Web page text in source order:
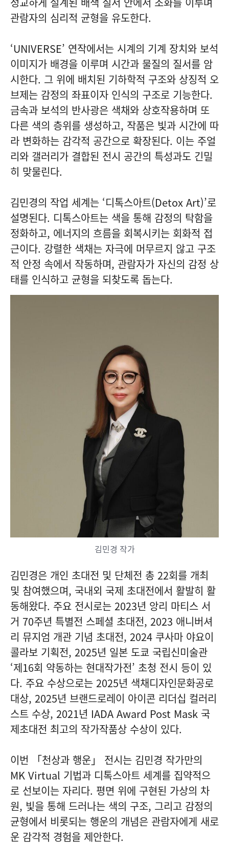
관람자의 심리적 균형을 유도한다.
‘UNIVERSE’ 연작에서는 시계의 기계 장치와 보석
이미지가 배경을 이루며 시간과 물질의 질서를 암
시한다. 그 위에 배치된 기하학적 구조와 상징적 오
브제는 감정의 좌표이자 인식의 구조로 기능한다.
금속과 보석의 반사광은 색채와 상호작용하며 또
다른 색의 층위를 생성하고, 작품은 빛과 시간에 따
라 변화하는 감각적 공간으로 확장된다. 이는 주얼
리와 갤러리가 결합된 전시 공간의 특성과도 긴밀
히 맞물린다.
김민경의 작업 세계는 ‘디톡스아트(Detox Art)’로
설명된다. 디톡스아트는 색을 통해 감정의 탁함을
정화하고, 에너지의 흐름을 회복시키는 회화적 접
근이다. 강렬한 색채는 자극에 머무르지 않고 구조
적 안정 속에서 작동하며, 관람자가 자신의 감정 상
태를 인식하고 균형을 되찾도록 돕는다.
김민경 작가
김민경은 개인 초대전 및 단체전 총 22회를 개최
및 참여했으며, 국내외 국제 초대전에서 활발히 활
동해왔다. 주요 전시로는 2023년 앙리 마티스 서
거 70주년 특별전 스페셜 초대전, 2023 애니버셔
리 뮤지엄 개관 기념 초대전, 2024 쿠사마 야요이
콜라보 기획전, 2025년 일본 도쿄 국립신미술관
‘제16회 약동하는 현대작가전’ 초청 전시 등이 있
다. 주요 수상으로는 2025년 색채디자인문화공로
대상, 2025년 브랜드로레이 아이콘 리더십 컬러리
스트 수상, 2021년 IADA Award Post Mask 국
제초대전 최고의 작가작품상 수상이 있다.
이번 「천상과 행운」 전시는 김민경 작가만의
MK Virtual 기법과 디톡스아트 세계를 집약적으
로 선보이는 자리다. 평면 위에 구현된 가상의 차
원, 빛을 통해 드러나는 색의 구조, 그리고 감정의
균형에서 비롯되는 행운의 개념은 관람자에게 새로
운 감각적 경험을 제안한다.